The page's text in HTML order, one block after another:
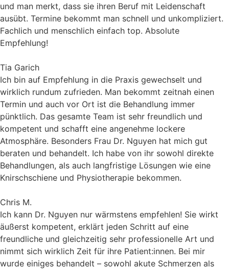
und man merkt, dass sie ihren Beruf mit Leidenschaft
ausübt. Termine bekommt man schnell und unkompliziert.
Fachlich und menschlich einfach top. Absolute
Empfehlung!
Tia Garich
Ich bin auf Empfehlung in die Praxis gewechselt und
wirklich rundum zufrieden. Man bekommt zeitnah einen
Termin und auch vor Ort ist die Behandlung immer
pünktlich. Das gesamte Team ist sehr freundlich und
kompetent und schafft eine angenehme lockere
Atmosphäre. Besonders Frau Dr. Nguyen hat mich gut
beraten und behandelt. Ich habe von ihr sowohl direkte
Behandlungen, als auch langfristige Lösungen wie eine
Knirschschiene und Physiotherapie bekommen.
Chris M.
Ich kann Dr. Nguyen nur wärmstens empfehlen! Sie wirkt
äußerst kompetent, erklärt jeden Schritt auf eine
freundliche und gleichzeitig sehr professionelle Art und
nimmt sich wirklich Zeit für ihre Patient:innen. Bei mir
wurde einiges behandelt – sowohl akute Schmerzen als